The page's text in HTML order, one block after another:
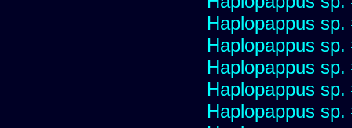
Haplopappus sp.
Haplopappus sp.
Haplopappus sp.
Haplopappus sp.
Haplopappus sp.